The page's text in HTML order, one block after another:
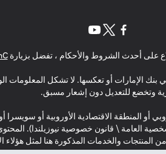
على أحدث الشروط والأحكام ، تفضل بزيارة
الإمارات أو تعكسها. لا تشكل المعلومات
وتخضع للتعديل دون إشعار مسبق.
أو المنطقة الاقتصادية الأوروبية أو
الشخصية العامة \ قانون خصوصية نيوزيلندا).
المنتجات والخدمات المذكورة هنا لمثل هؤلاء